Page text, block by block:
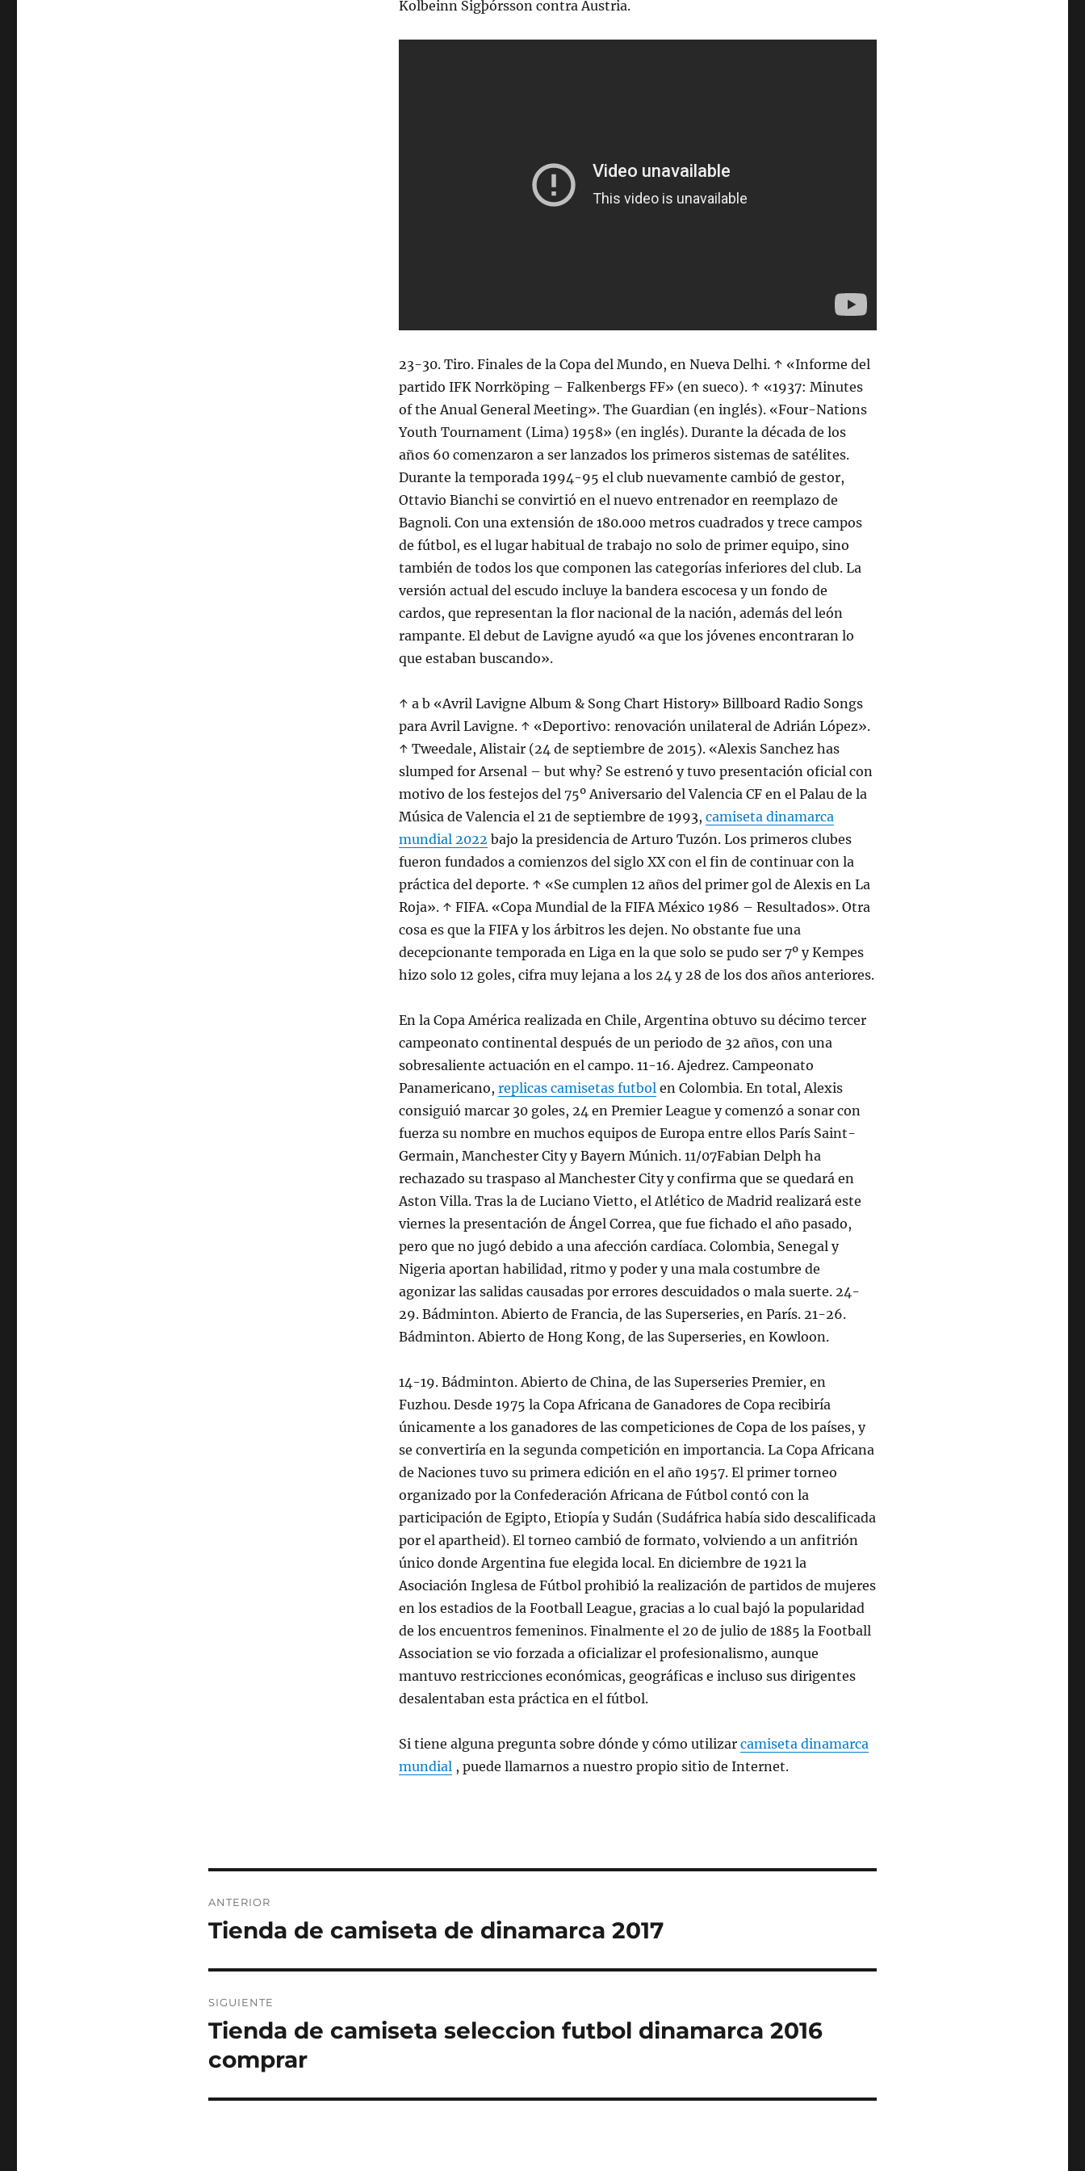
Kolbeinn Sigþórsson contra Austria.
23-30. Tiro. Finales de la Copa del Mundo, en Nueva Delhi. ↑ «Informe del
partido IFK Norrköping – Falkenbergs FF» (en sueco). ↑ «1937: Minutes
of the Anual General Meeting». The Guardian (en inglés). «Four-Nations
Youth Tournament (Lima) 1958» (en inglés). Durante la década de los
años 60 comenzaron a ser lanzados los primeros sistemas de satélites.
Durante la temporada 1994-95 el club nuevamente cambió de gestor,
Ottavio Bianchi se convirtió en el nuevo entrenador en reemplazo de
Bagnoli. Con una extensión de 180.000 metros cuadrados y trece campos
de fútbol, es el lugar habitual de trabajo no solo de primer equipo, sino
también de todos los que componen las categorías inferiores del club. La
versión actual del escudo incluye la bandera escocesa y un fondo de
cardos, que representan la flor nacional de la nación, además del león
rampante. El debut de Lavigne ayudó «a que los jóvenes encontraran lo
que estaban buscando».
↑ a b «Avril Lavigne Album & Song Chart History» Billboard Radio Songs
para Avril Lavigne. ↑ «Deportivo: renovación unilateral de Adrián López».
↑ Tweedale, Alistair (24 de septiembre de 2015). «Alexis Sanchez has
slumped for Arsenal – but why? Se estrenó y tuvo presentación oficial con
motivo de los festejos del 75º Aniversario del Valencia CF en el Palau de la
Música de Valencia el 21 de septiembre de 1993,camiseta dinamarca
mundial 2022 bajo la presidencia de Arturo Tuzón. Los primeros clubes
fueron fundados a comienzos del siglo XX con el fin de continuar con la
práctica del deporte. ↑ «Se cumplen 12 años del primer gol de Alexis en La
Roja». ↑ FIFA. «Copa Mundial de la FIFA México 1986 – Resultados». Otra
cosa es que la FIFA y los árbitros les dejen. No obstante fue una
decepcionante temporada en Liga en la que solo se pudo ser 7º y Kempes
hizo solo 12 goles, cifra muy lejana a los 24 y 28 de los dos años anteriores.
En la Copa América realizada en Chile, Argentina obtuvo su décimo tercer
campeonato continental después de un periodo de 32 años, con una
sobresaliente actuación en el campo. 11-16. Ajedrez. Campeonato
Panamericano,replicas camisetas futbol en Colombia. En total, Alexis
consiguió marcar 30 goles, 24 en Premier League y comenzó a sonar con
fuerza su nombre en muchos equipos de Europa entre ellos París Saint-
Germain, Manchester City y Bayern Múnich. 11/07Fabian Delph ha
rechazado su traspaso al Manchester City y confirma que se quedará en
Aston Villa. Tras la de Luciano Vietto, el Atlético de Madrid realizará este
viernes la presentación de Ángel Correa, que fue fichado el año pasado,
pero que no jugó debido a una afección cardíaca. Colombia, Senegal y
Nigeria aportan habilidad, ritmo y poder y una mala costumbre de
agonizar las salidas causadas por errores descuidados o mala suerte. 24-
29. Bádminton. Abierto de Francia, de las Superseries, en París. 21-26.
Bádminton. Abierto de Hong Kong, de las Superseries, en Kowloon.
14-19. Bádminton. Abierto de China, de las Superseries Premier, en
Fuzhou. Desde 1975 la Copa Africana de Ganadores de Copa recibiría
únicamente a los ganadores de las competiciones de Copa de los países, y
se convertiría en la segunda competición en importancia. La Copa Africana
de Naciones tuvo su primera edición en el año 1957. El primer torneo
organizado por la Confederación Africana de Fútbol contó con la
participación de Egipto, Etiopía y Sudán (Sudáfrica había sido descalificada
por el apartheid). El torneo cambió de formato, volviendo a un anfitrión
único donde Argentina fue elegida local. En diciembre de 1921 la
Asociación Inglesa de Fútbol prohibió la realización de partidos de mujeres
en los estadios de la Football League, gracias a lo cual bajó la popularidad
de los encuentros femeninos. Finalmente el 20 de julio de 1885 la Football
Association se vio forzada a oficializar el profesionalismo, aunque
mantuvo restricciones económicas, geográficas e incluso sus dirigentes
desalentaban esta práctica en el fútbol.
Si tiene alguna pregunta sobre dónde y cómo utilizarcamiseta dinamarca
mundial , puede llamarnos a nuestro propio sitio de Internet.
de
ANTERIOR
Entrada
Tienda de camiseta de dinamarca 2017
SIGUIENTE
Entrada
Tienda de camiseta seleccion futbol dinamarca 2016
comprar